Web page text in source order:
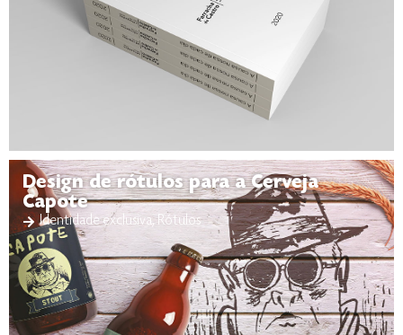
Design de rótulos para a Cerveja
Capote
Identidade exclusiva,Rótulos